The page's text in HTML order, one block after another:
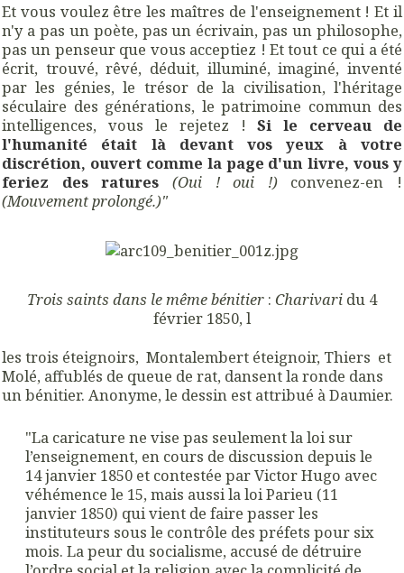
Et vous voulez être les maîtres de l'enseignement ! Et il
n'y a pas un poète, pas un écrivain, pas un philosophe,
pas un penseur que vous acceptiez ! Et tout ce qui a été
écrit, trouvé, rêvé, déduit, illuminé, imaginé, inventé
par les génies, le trésor de la civilisation, l'héritage
séculaire des générations, le patrimoine commun des
intelligences, vous le rejetez !Si le cerveau de
l'humanité était là devant vos yeux à votre
discrétion, ouvert comme la page d'un livre, vous y
feriez des ratures
(Oui ! oui !)convenez-en !
(Mouvement prolongé.)"
Trois saints dans le même bénitier : Charivari du 4
février 1850, l
les trois éteignoirs, Montalembert éteignoir, Thiers et
Molé, affublés de queue de rat, dansent la ronde dans
un bénitier. Anonyme, le dessin est attribué à Daumier.
"La caricature ne vise pas seulement la loi sur
l’enseignement, en cours de discussion depuis le
14 janvier 1850 et contestée par Victor Hugo avec
véhémence le 15, mais aussi la loi Parieu (11
janvier 1850) qui vient de faire passer les
instituteurs sous le contrôle des préfets pour six
mois. La peur du socialisme, accusé de détruire